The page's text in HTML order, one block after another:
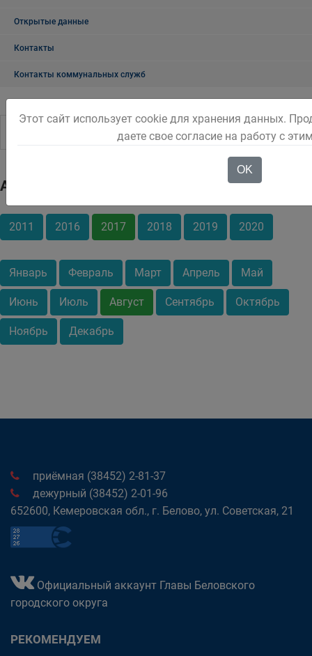
Открытые данные
Контакты
Контакты коммунальных служб
Архив
2011 2016 2017 2018 2019 2020
Январь Февраль Март Апрель Май
Июнь Июль Август Сентябрь Октябрь
Ноябрь Декабрь
приёмная (38452) 2-81-37
дежурный (38452) 2-01-96
652600, Кемеровская обл., г. Белово, ул. Советская, 21
Официальный аккаунт Главы Беловского
городского округа
РЕКОМЕНДУЕМ
Этот сайт использует cookie для хранения данных.
даете свое согласие на работу с
OK